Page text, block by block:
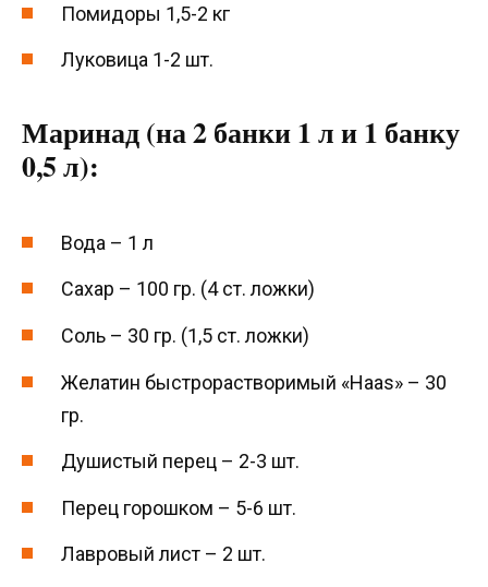
Помидоры 1,5-2 кг
Луковица 1-2 шт.
Маринад (на 2 банки 1 л и 1 банку
0,5 л):
Вода – 1 л
Сахар – 100 гр. (4 ст. ложки)
Соль – 30 гр. (1,5 ст. ложки)
Желатин быстрорастворимый «Haas» – 30
гр.
Душистый перец – 2-3 шт.
Перец горошком – 5-6 шт.
Лавровый лист – 2 шт.